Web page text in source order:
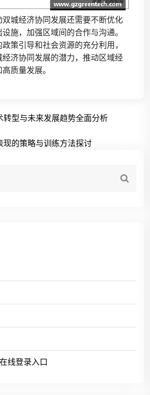
城经济协同发展还需要不断优化
施，加强区域间的合作与沟通。
策引导和社会资源的充分利用，
济协同发展的潜力，推动区域经
质量发展。
转型与未来发展趋势全面分析
现的策略与训练方法探讨
线登录入口